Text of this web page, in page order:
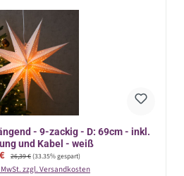
- 9-zackig - D: 69cm - inkl.
und Kabel - weiß
Regulärer Preis:
26,39 €(33.35% gespart)
zzgl. Versandkosten